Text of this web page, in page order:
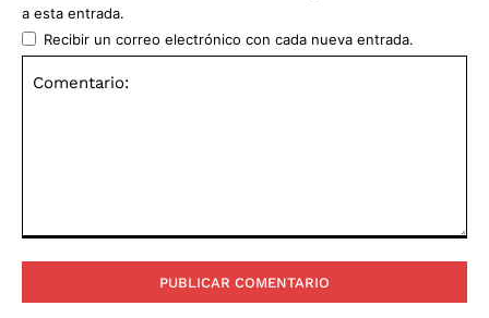
a esta entrada.
Recibir un correo electrónico con cada nueva entrada.